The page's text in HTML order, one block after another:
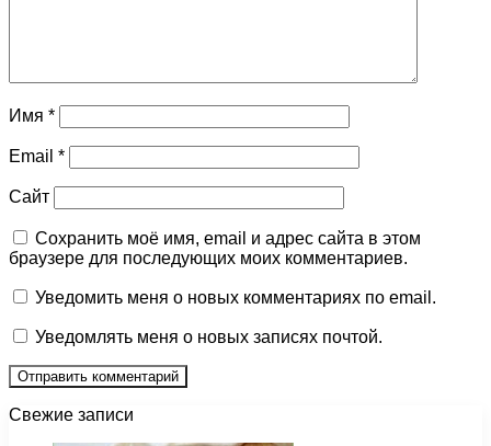
Имя *
Email *
Сайт
Сохранить моё имя, email и адрес сайта в этом
браузере для последующих моих комментариев.
Уведомить меня о новых комментариях по email.
Уведомлять меня о новых записях почтой.
Свежие записи